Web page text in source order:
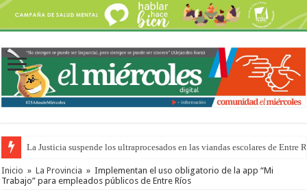
La Justicia suspende los ultraprocesados en las viandas escolares de Entre
Inicio » La Provincia » Implementan el uso obligatorio de la app “Mi
Trabajo” para empleados públicos de Entre Ríos